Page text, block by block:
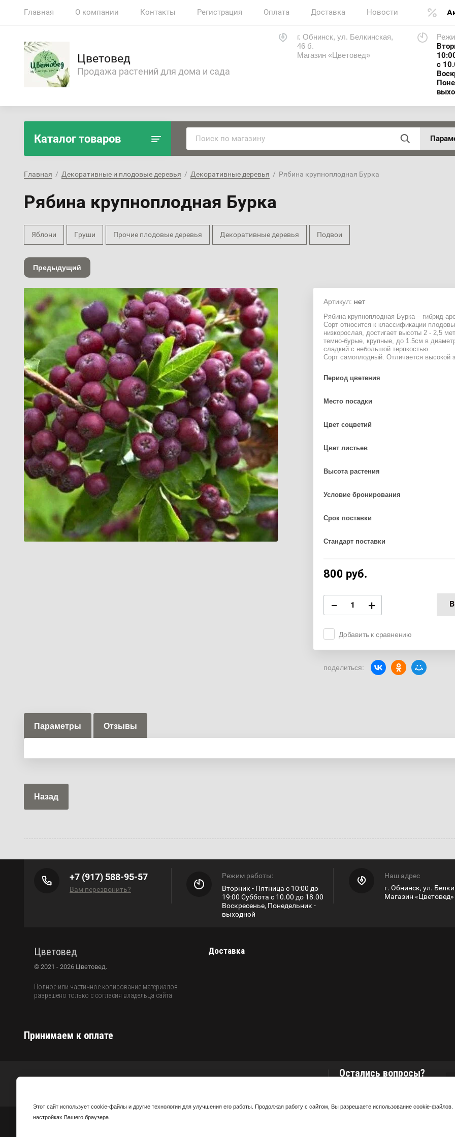
Главная О компании Контакты Регистрация Оплата Доставка Новости
Цветовед
Продажа растений для дома и сада
г. Обнинск, ул. Белкинская,
46 б.
Магазин «Цветовед»
с
Каталог товаров
Главная
  /
Декоративные и плодовые деревья
  /
Декоративные деревья
  /  Рябина крупноплодная Бурка
Рябина крупноплодная Бурка
Яблони Груши Прочие плодовые деревья Декоративные деревья Подвои
Предыдущий
Артикул: нет
Рябина крупноплодная Бурка – гибрид
Сорт относится к классификации
низкорослая, достигает высоты 2 - 2,5
темно-бурые, крупные, до 1.5см в
сладкий с небольшой терпкостью.
Сорт самоплодный. Отличается высокой
Период цветения
Место посадки
Цвет соцветий
Цвет листьев
Высота растения
Условие бронирования
Срок поставки
Стандарт поставки
800 руб.
− +
Добавить к сравнению
поделиться:
Параметры Отзывы
Назад
+7 (917) 588-95-57
Вам перезвонить?
Режим работы:
Вторник - Пятница с 10:00 до
19:00 Суббота с 10.00 до 18.00
Воскресенье, Понедельник -
выходной
Наш адрес
г. Обнинск, ул.
Магазин «Цветовед»
Цветовед
© 2021 - 2026 Цветовед.
Полное или частичное копирование материалов
разрешено только с согласия владельца сайта
Доставка
Принимаем к оплате
Остались вопросы?
Этот сайт использует cookie-файлы и другие технологии для улучшения его работы. Продолжая работу с сайтом, Вы разрешаете использование cookie-
настройках Вашего браузера.